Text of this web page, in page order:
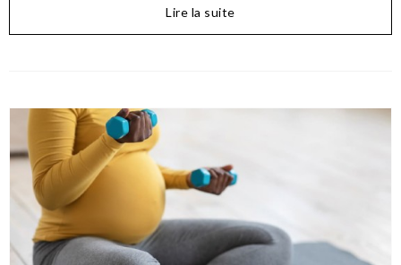
Lire la suite